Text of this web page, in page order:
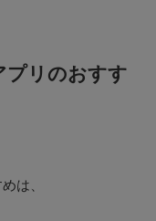
プリのおすす
は、